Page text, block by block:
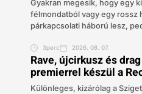
Gyakran megesik, hogy egy
félmondatból vagy egy rossz
párkapcsolati háború lesz,
3perc 2026. 08. 07.
Rave, újcirkusz és
premierrel készül a
Különleges, kizárólag a